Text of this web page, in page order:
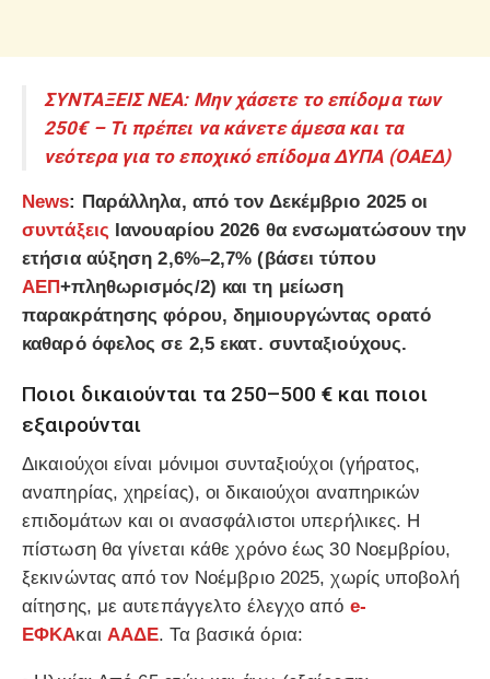
ΣΥΝΤΑΞΕΙΣ ΝΕΑ: Μην χάσετε το επίδομα των
250€ – Τι πρέπει να κάνετε άμεσα και τα
νεότερα για το εποχικό επίδομα ΔΥΠΑ (ΟΑΕΔ)
News: Παράλληλα, από τον Δεκέμβριο 2025 οι
συντάξεις Ιανουαρίου 2026 θα ενσωματώσουν την
ετήσια αύξηση 2,6%–2,7% (βάσει τύπου
ΑΕΠ+πληθωρισμός/2) και τη μείωση
παρακράτησης φόρου, δημιουργώντας ορατό
καθαρό όφελος σε 2,5 εκατ. συνταξιούχους.
Ποιοι δικαιούνται τα 250–500 € και ποιοι
εξαιρούνται
Δικαιούχοι είναι μόνιμοι συνταξιούχοι (γήρατος,
αναπηρίας, χηρείας), οι δικαιούχοι αναπηρικών
επιδομάτων και οι ανασφάλιστοι υπερήλικες. Η
πίστωση θα γίνεται κάθε χρόνοέως 30 Νοεμβρίου,
ξεκινώντας από τον Νοέμβριο 2025, χωρίς υποβολή
αίτησης, με αυτεπάγγελτο έλεγχο από e-
ΕΦΚΑκαι ΑΑΔΕ. Τα βασικά όρια: